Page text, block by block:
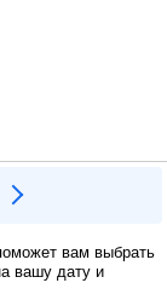
вам выбрать
вашу дату и